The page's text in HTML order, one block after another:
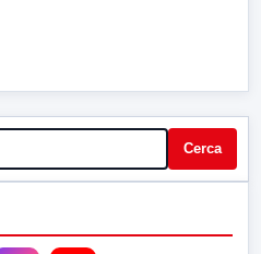
Cerca